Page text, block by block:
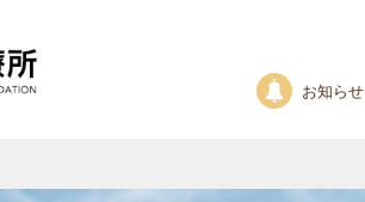
お知らせ